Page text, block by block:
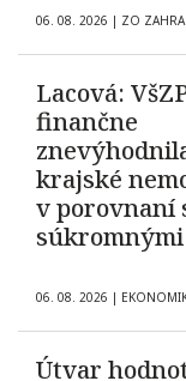
06. 08. 2026 | ZO
Lacová:
finančne
krajské
v porovnaní
súkromnými
06. 08. 2026 |
Útvar